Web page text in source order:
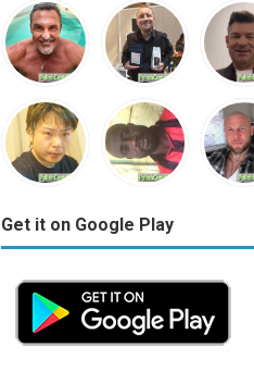
Get it on Google Play